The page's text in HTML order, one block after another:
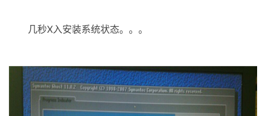
几秒X入安装系统状态。。。